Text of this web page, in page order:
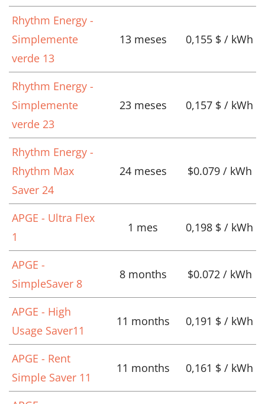
Rhythm Energy -
Simplemente
verde 13
13 meses 0,155 $ / kWh
Rhythm Energy -
Simplemente
verde 23
23 meses 0,157 $ / kWh
Rhythm Energy -
Rhythm Max
Saver 24
24 meses $0.079 / kWh
APGE - Ultra Flex
1
1 mes 0,198 $ / kWh
APGE -
SimpleSaver 8
8 months $0.072 / kWh
APGE - High
Usage Saver11
11 months 0,191 $ / kWh
APGE - Rent
Simple Saver 11
11 months 0,161 $ / kWh